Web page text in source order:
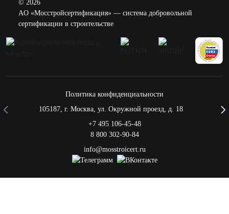
© 2026
AO «Мосстройсертификация» — система добровольной
сертификации в строительстве
Политика конфиденциальности
105187, г. Москва, ул. Окружной проезд, д. 18
+7 495 106-45-48
8 800 302-90-84
info@mosstroicert.ru